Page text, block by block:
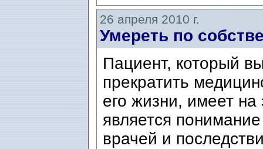
26 апреля 2010 г.
Умереть по
Пациент, который
прекратить
его жизни, имеет
является
врачей и